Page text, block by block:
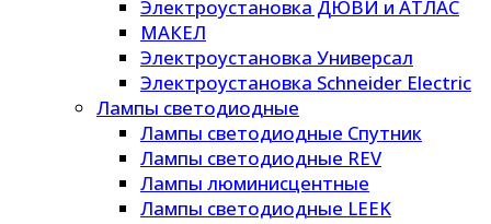
Электроустановка ДЮВИ и АТЛАС
МАКЕЛ
Электроустановка Универсал
Электроустановка Schneider Electric
Лампы светодиодные
Лампы светодиодные Спутник
Лампы светодиодные REV
Лампы люминисцентные
Лампы светодиодные LEEK